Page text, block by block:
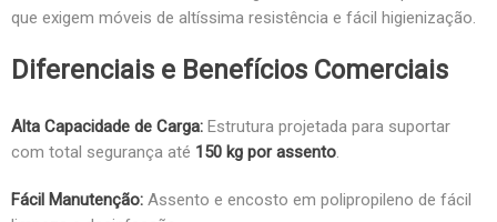
que exigem móveis de altíssima resistência e fácil higienização.
Diferenciais e Benefícios Comerciais
Alta Capacidade de Carga: Estrutura projetada para suportar
com total segurança até 150 kg por assento
Fácil Manutenção: Assento e encosto em polipropileno de fácil